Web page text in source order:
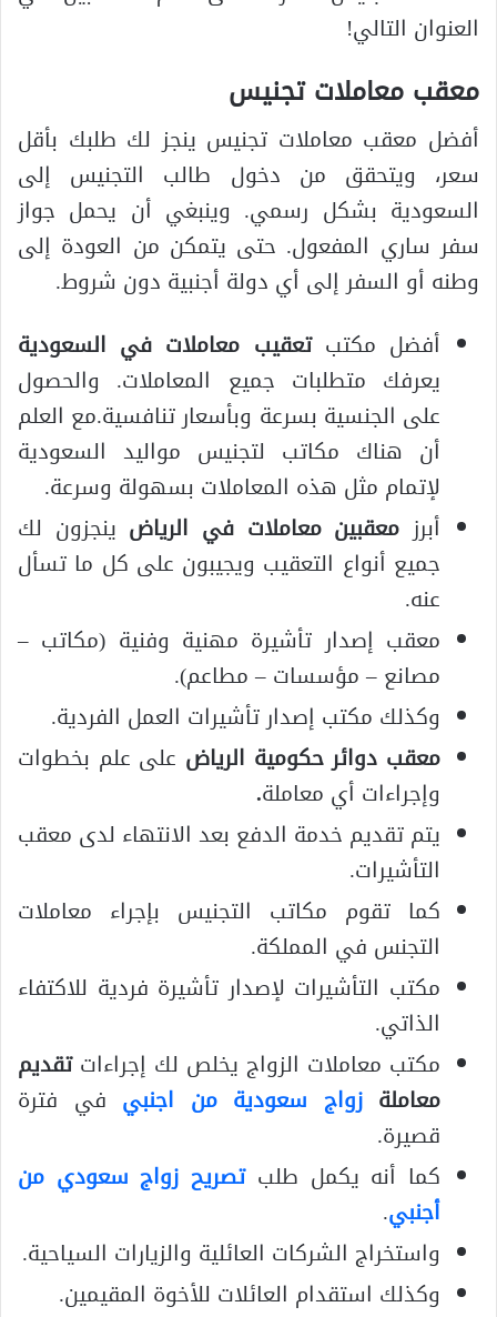
العنوان التالي!
معقب معاملات تجنيس
أفضل معقب معاملات تجنيس ينجز لك طلبك بأقل
سعر، ويتحقق من دخول طالب التجنيس إلى
السعودية بشكل رسمي. وينبغي أن يحمل جواز
سفر ساري المفعول. حتى يتمكن من العودة إلى
وطنه أو السفر إلى أي دولة أجنبية دون شروط.
أفضل مكتبتعقيب معاملات في السعودية
يعرفك متطلبات جميع المعاملات. والحصول
على الجنسية بسرعة وبأسعار تنافسية.مع العلم
أن هناك مكاتب لتجنيس مواليد السعودية
لإتمام مثل هذه المعاملات بسهولة وسرعة.
أبرزمعقبين معاملات في الرياض ينجزون لك
جميع أنواع التعقيب ويجيبون على كل ما تسأل
عنه.
معقب إصدار تأشيرة مهنية وفنية (مكاتب –
مصانع – مؤسسات – مطاعم).
وكذلك مكتب إصدار تأشيرات العمل الفردية.
معقب دوائر حكومية الرياض على علم بخطوات
وإجراءات أي معاملة.
يتم تقديم خدمة الدفع بعد الانتهاء لدى معقب
التأشيرات.
كما تقوم مكاتب التجنيس بإجراء معاملات
التجنس في المملكة.
مكتب التأشيرات لإصدار تأشيرة فردية للاكتفاء
الذاتي.
مكتب معاملات الزواج يخلص لك إجراءاتتقديم
معاملة زواج سعودية من اجنبي في فترة
قصيرة.
كما أنه يكمل طلب تصريح زواج سعودي من
أجنبي.
واستخراج الشركات العائلية والزيارات السياحية.
وكذلك استقدام العائلات للأخوة المقيمين.